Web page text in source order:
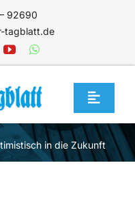
92690
tagblatt.de
Toggle
in die Zukunft